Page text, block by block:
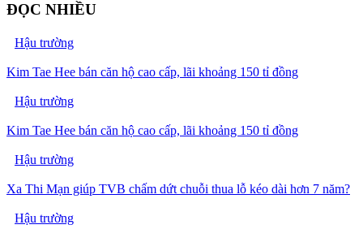
ĐỌC NHIỀU
Hậu trường
Kim Tae Hee bán căn hộ cao cấp, lãi khoảng 150 tỉ đồng
Hậu trường
Kim Tae Hee bán căn hộ cao cấp, lãi khoảng 150 tỉ đồng
Hậu trường
Xa Thi Mạn giúp TVB chấm dứt chuỗi thua lỗ kéo dài hơn 7 năm?
Hậu trường